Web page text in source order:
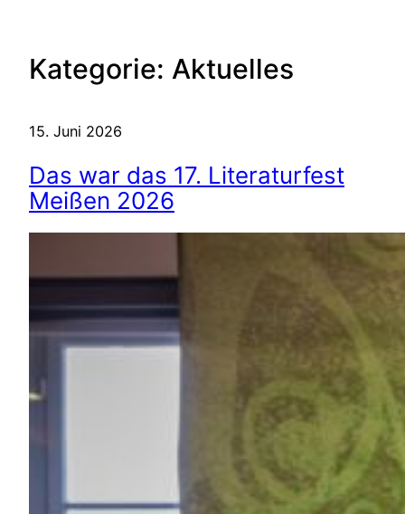
Kategorie: Aktuelles
15. Juni 2026
Das war das 17. Literaturfest
Meißen 2026